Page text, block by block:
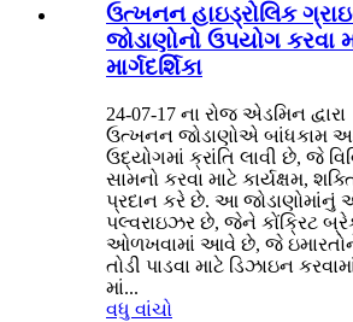
ઉત્ખનન હાઇડ્રોલિક
જોડાણોનો ઉપયોગ કરવા
માર્ગદર્શિકા
24-07-17 ના રોજ એડમિન દ્વારા
ઉત્ખનન જોડાણોએ બાંધકામ
ઉદ્યોગમાં ક્રાંતિ લાવી છે, જે
સામનો કરવા માટે કાર્યક્ષમ,
પ્રદાન કરે છે. આ જોડાણોમાંનું
પલ્વરાઇઝર છે, જેને કોંક્રિટ
ઓળખવામાં આવે છે, જે
તોડી પાડવા માટે ડિઝાઇન
માં...
વધુ વાંચો